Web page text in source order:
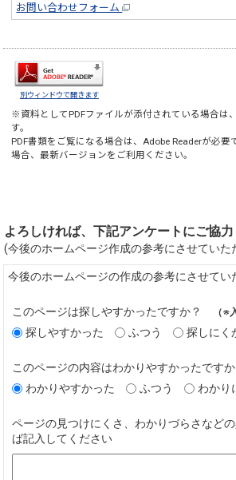
お問い合わせフォーム
別ウィンドウで開きます
※資料としてPDFファイルが添付されている場合は
す。
PDF書類をご覧になる場合は、Adobe Readerが必要
場合、最新バージョンをご利用ください。